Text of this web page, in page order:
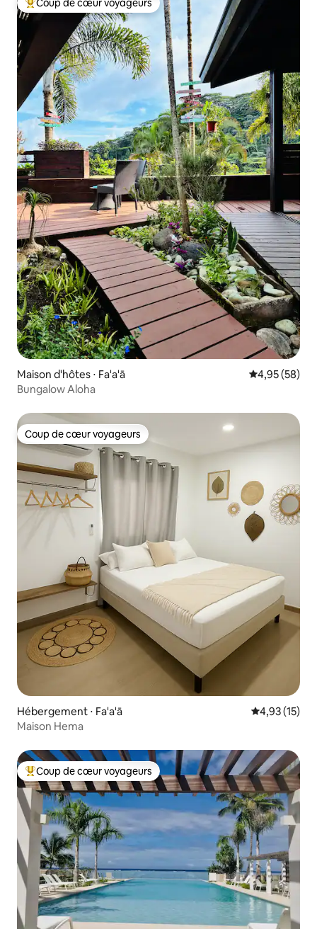
Coups de cœur voyageurs les plus appréciés
Coup de cœur voyageurs
Maison d'hôtes ⋅ Fa'a'ā Évaluation
4,95 (58)
Bungalow Aloha
Coup de cœur voyageurs
Coup de cœur voyageurs
Hébergement ⋅ Fa'a'ā Évaluation
4,93 (15)
Maison Hema
Coups de cœur voyageurs les plus appréciés
Coup de cœur voyageurs